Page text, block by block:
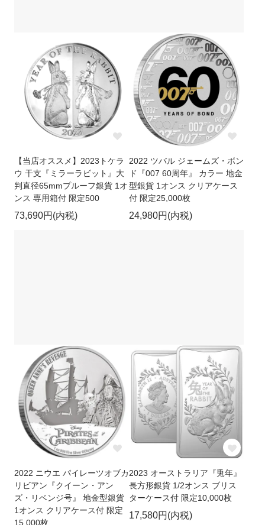
【当店オススメ】2023トケラ
ウ 干支『ミラーラビット』大
判直径65mmプルーフ銀貨 1オ
ンス 専用箱付 限定500
73,690円(内税)
2022 ツバル ジェームズ・ボン
ド『007 60周年』 カラー 地金
型銀貨 1オンス クリアケース
付 限定25,000枚
24,980円(内税)
2022 ニウエ パイレーツオブカ
リビアン『クイーン・アン
ズ・リベンジ号』 地金型銀貨
1オンス クリアケース付 限定
15,000枚
2023 オーストラリア『兎年』
長方形銀貨 1/2オンス ブリス
ターケース付 限定10,000枚
17,580円(内税)